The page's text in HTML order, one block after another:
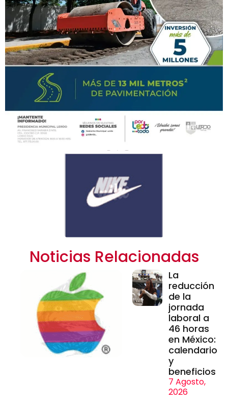
Noticias Relacionadas
La
reducción
de la
jornada
laboral a
46 horas
en México:
calendario
y
beneficios
7 Agosto,
2026